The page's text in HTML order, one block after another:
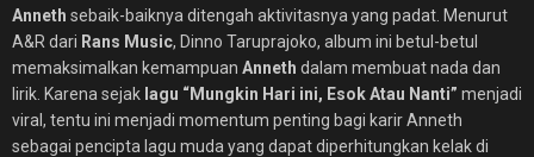
Anneth sebaik-baiknya ditengah aktivitasnya yang padat. Menurut
A&R dari Rans Music, Dinno Taruprajoko, album ini betul-betul
memaksimalkan kemampuan Anneth dalam membuat nada dan
lirik. Karena sejak lagu “Mungkin Hari ini, Esok Atau Nanti” menjadi
viral, tentu ini menjadi momentum penting bagi karir Anneth
sebagai pencipta lagu muda yang dapat diperhitungkan kelak di